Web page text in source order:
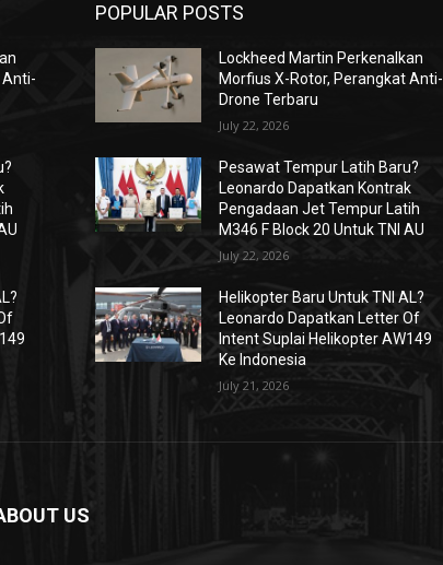
Anti-
POPULAR POSTS
Lockheed Martin Perkenalkan
Morfius X-Rotor, Perangkat Anti-
Drone Terbaru
July 22, 2026
Pesawat Tempur Latih Baru?
Leonardo Dapatkan Kontrak
Pengadaan Jet Tempur Latih
M346 F Block 20 Untuk TNI AU
July 22, 2026
Helikopter Baru Untuk TNI AL?
Leonardo Dapatkan Letter Of
Intent Suplai Helikopter AW149
Ke Indonesia
July 21, 2026
US